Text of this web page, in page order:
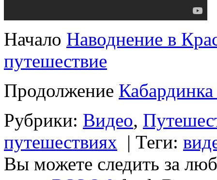
Начало Наводнение в
путешествие
Продолжение
Рубрики: Видео,
путешествиях | Теги:
Вы можете следить за